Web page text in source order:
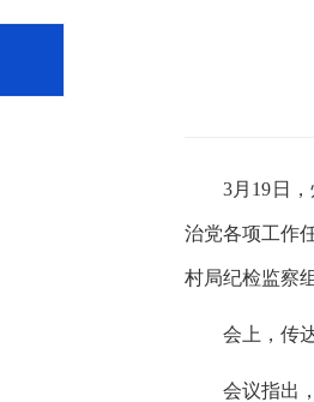
3月19日
治党各项工作
村局纪检监察
会上，传
会议指出